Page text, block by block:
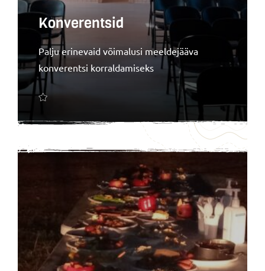
Konverentsid
Palju erinevaid võimalusi meeldejääva